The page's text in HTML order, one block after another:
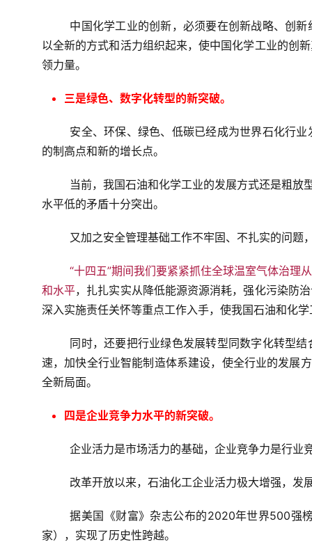
中国化学工业的创新，必须要在创新战略、创
以全新的方式和活力组织起来，使中国化学工业的创
领力量。
三是绿色、数字化转型的新突破。
安全、环保、绿色、低碳已经成为世界石化行
的制高点和新的增长点。
当前，我国石油和化学工业的发展方式还是粗放
水平低的矛盾十分突出。
又加之安全管理基础工作不牢固、不扎实的问题
“十四五”期间我们要紧紧抓住全球温室气体治理
和水平，扎扎实实从降低能源资源消耗，强化污染防
深入实施责任关怀等重点工作入手，使我国石油和化
同时，还要把行业绿色发展转型同数字化转型
速，加快全行业智能制造体系建设，使全行业的发展
全新局面。
四是企业竞争力水平的新突破。
企业活力是市场活力的基础，企业竞争力是行业
改革开放以来，石油化工企业活力极大增强，发
据美国《财富》杂志公布的2020年世界500强
家），实现了历史性跨越。